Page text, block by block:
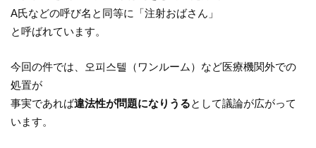
A氏などの呼び名と同等に「注射おばさん」
と呼ばれています。
今回の件では、오피스텔（ワンルーム）など医療機関外での
処置が
事実であれば違法性が問題になりうるとして議論が広がって
います。